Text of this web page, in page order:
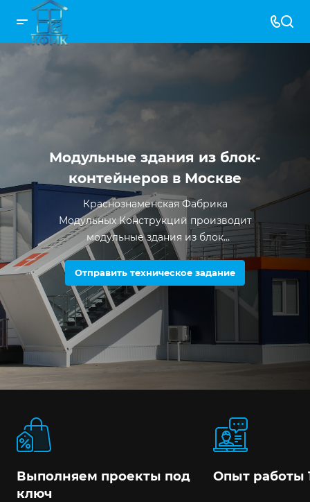
Модульные здания из блок-
контейнеров в Москве
Краснознаменская Фабрика
Модульных Конструкций производит
модульные здания из блок
контейнеров с 2012 года. За все время
существования компании было
произведено более 5000 единиц
продукции.
Отправить техническое задание
Выполняем проекты под
ключ
Опыт работы